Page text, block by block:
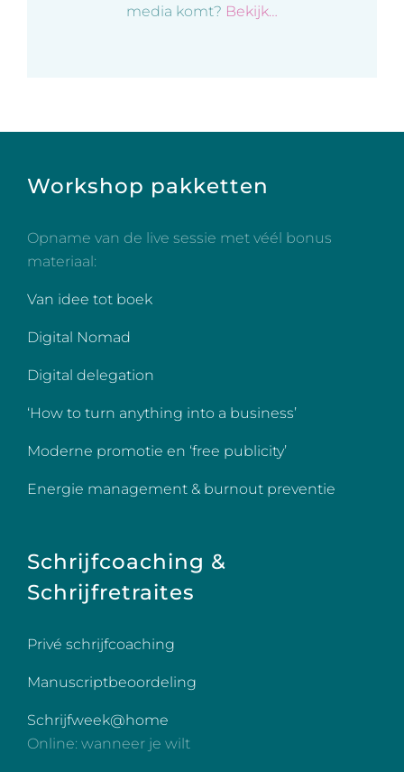
media komt? Bekijk…
Workshop pakketten
Opname van de live sessie met véél bonus
materiaal:
Van idee tot boek
Digital Nomad
Digital delegation
‘How to turn anything into a business’
Moderne promotie en ‘free publicity’
Energie management & burnout preventie
Schrijfcoaching &
Schrijfretraites
Privé schrijfcoaching
Manuscriptbeoordeling
Schrijfweek@home
Online: wanneer je wilt